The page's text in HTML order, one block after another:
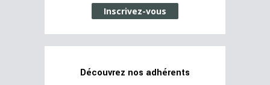
Inscrivez-vous
Découvrez nos adhérents